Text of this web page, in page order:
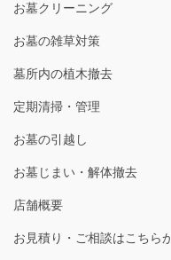
お墓クリーニング
お墓の雑草対策
墓所内の植木撤去
定期清掃・管理
お墓の引越し
お墓じまい・解体撤去
店舗概要
お見積り・ご相談はこちら